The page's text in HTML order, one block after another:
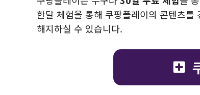
한달 체험을 통해 쿠팡플레이의 콘텐츠
해지하실 수 있습니다.